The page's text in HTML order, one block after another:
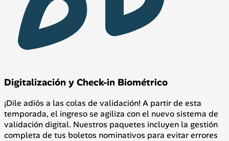
Digitalización y Check-in Biométrico
¡Dile adiós a las colas de validación! A partir de esta
temporada, el ingreso se agiliza con el nuevo sistema de
validación digital. Nuestros paquetes incluyen la gestión
completa de tus boletos nominativos para evitar errores